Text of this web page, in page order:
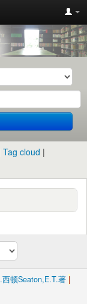
Tag cloud
顿Seaton,E.T.著 |